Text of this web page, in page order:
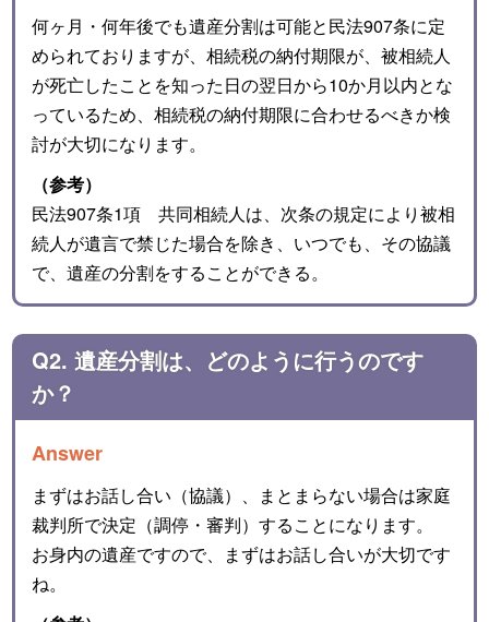
何ヶ月・何年後でも遺産分割は可能と民法907条に定
められておりますが、相続税の納付期限が、被相続人
が死亡したことを知った日の翌日から10か月以内とな
っているため、相続税の納付期限に合わせるべきか検
討が大切になります。
（参考）
民法907条1項 共同相続人は、次条の規定により被相
続人が遺言で禁じた場合を除き、いつでも、その協議
で、遺産の分割をすることができる。
Q2. 遺産分割は、どのように行うのです
か？
Answer
まずはお話し合い（協議）、まとまらない場合は家庭
裁判所で決定（調停・審判）することになります。
お身内の遺産ですので、まずはお話し合いが大切です
ね。